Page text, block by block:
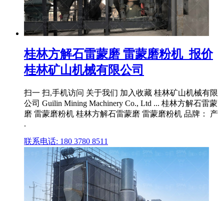
桂林方解石雷蒙磨 雷蒙磨粉机_报价
桂林矿山机械有限公司
扫一 扫,手机访问 关于我们 加入收藏 桂林矿山机械有限
公司 Guilin Mining Machinery Co., Ltd ... 桂林方解石雷蒙
磨 雷蒙磨粉机 桂林方解石雷蒙磨 雷蒙磨粉机 品牌： 产
.
联系电话: 180 3780 8511